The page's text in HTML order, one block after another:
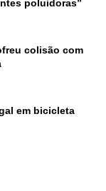
poluidoras”
colisão com
em bicicleta